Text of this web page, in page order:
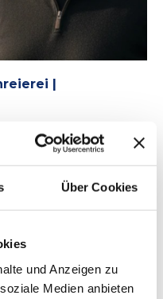
Über Cookies
und Anzeigen zu
Medien anbieten
|